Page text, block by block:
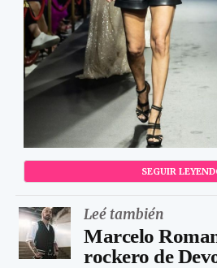
SEGUIR
Leé también
Marcelo
rockero de